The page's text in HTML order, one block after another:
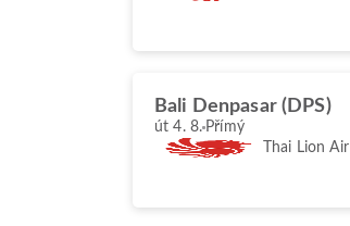
Bali Denpasar (DPS)
út 4. 8. Přímý
Thai Lion Air